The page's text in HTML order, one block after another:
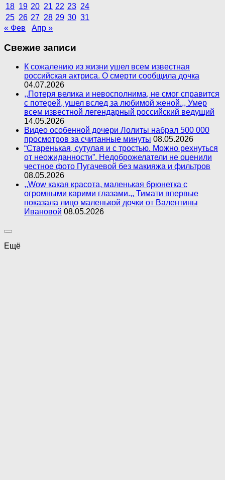
18 19 20 21 22 23 24
25 26 27 28 29 30 31
« Фев
Апр »
Свежие записи
К сожалению из жизни ушел всем известная
российская актриса. О смерти сообщила дочка
04.07.2026
,,Потеря велика и невосполнима, не смог справится
с потерей, ушел вслед за любимой женой.,, Умер
всем известной легендарный российский ведущий
14.05.2026
Видео особенной дочери Лолиты набрал 500 000
просмотров за считанные минуты 08.05.2026
“Старенькая, сутулая и с тростью. Можно рехнуться
от неожиданности”. Недоброжелатели не оценили
честное фото Пугачевой без макияжа и фильтров
08.05.2026
,,Wow какая красота, маленькая брюнетка с
огромными карими глазами.,, Тимати впервые
показала лицо маленькой дочки от Валентины
Ивановой 08.05.2026
Ещё